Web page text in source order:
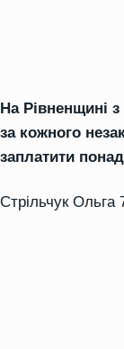
На Рівненщині
за кожного
заплатити понад
Стрільчук Ольга